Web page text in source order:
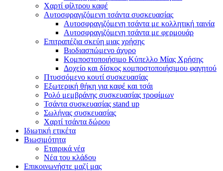
Χαρτί φίλτρου καφέ
Αυτοσφραγιζόμενη τσάντα συσκευασίας
Αυτοσφραγιζόμενη τσάντα με κολλητική ταινία
Αυτοσφραγιζόμενη τσάντα με φερμουάρ
Επιτραπέζια σκεύη μιας χρήσης
Βιοδιασπώμενο άχυρο
Κομποστοποιήσιμο Κύπελλο Μίας Χρήσης
Δοχείο και δίσκος κομποστοποιήσιμου φαγητού
Πτυσσόμενο κουτί συσκευασίας
Εξωτερική θήκη για καφέ και τσάι
Ρολό μεμβράνης συσκευασίας τροφίμων
Τσάντα συσκευασίας stand up
Σωλήνας συσκευασίας
Χαρτί τσάντα δώρου
Ιδιωτική ετικέτα
Βιωσιμότητα
Εταιρικά νέα
Νέα του κλάδου
Επικοινωνήστε μαζί μας